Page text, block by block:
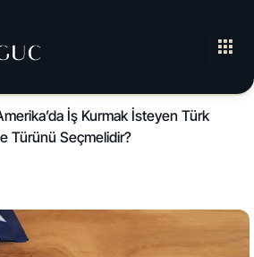
İş Kurmak İsteyen Türk
Türünü Seçmelidir?